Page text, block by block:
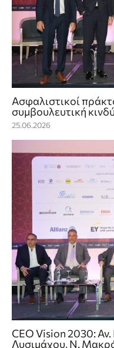
Ασφαλιστικοί
συμβουλευτική
25.06.2026
CEO Vision 2030:
Λυσιμάχου, Ν.